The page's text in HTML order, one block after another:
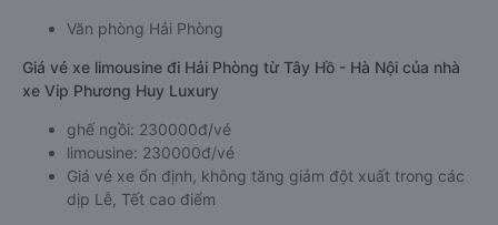
Văn phòng Hải Phòng
Giá vé xe limousine đi Hải Phòng từ Tây Hồ - Hà Nội của nhà
xe Vip Phương Huy Luxury
ghế ngồi: 230000đ/vé
limousine: 230000đ/vé
Giá vé xe ổn định, không tăng giảm đột xuất trong các
dịp Lễ, Tết cao điểm